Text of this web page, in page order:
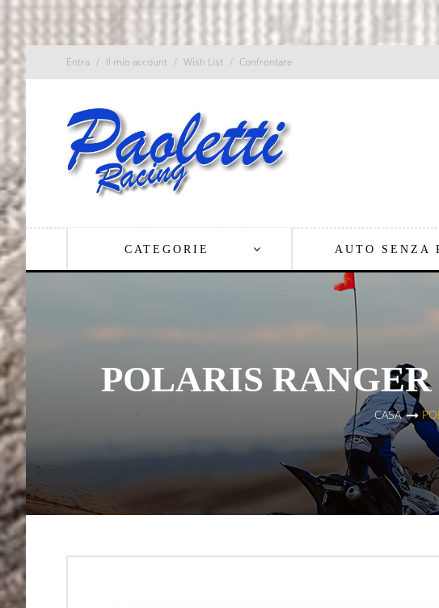
Entra Il mio account Wish List Confrontare
CATEGORIE AUTO SENZA
CASA >
POLARIS